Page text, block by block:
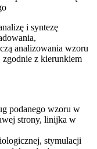
i syntezę
analizowania wzoru
z kierunkiem
podanego wzoru w
strony, linijka w
stymulacji